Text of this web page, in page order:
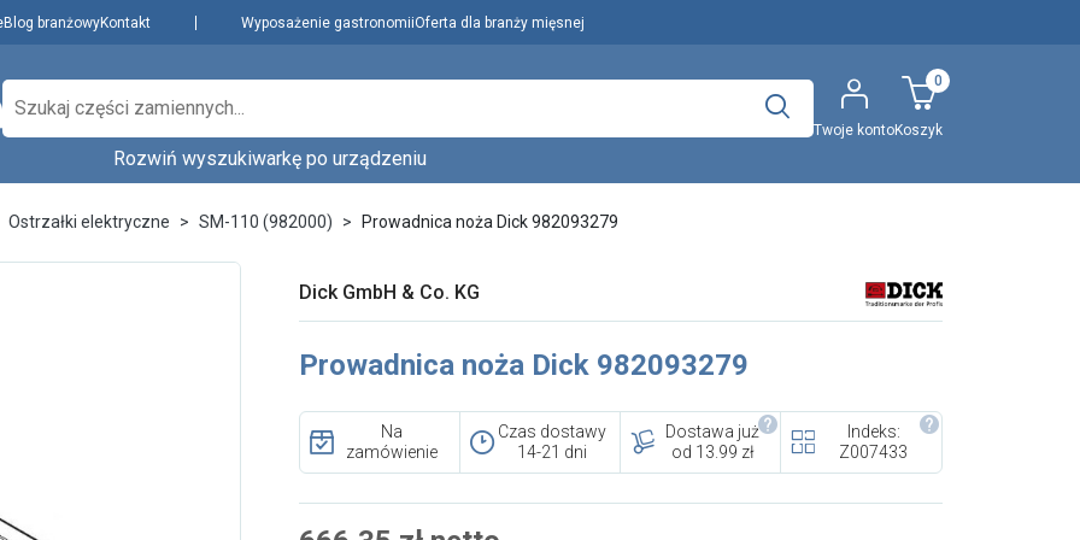
Blog branżowyKontakt Wyposażenie gastronomiiOferta dla branży mięsnej
Producenci
Najpopularniejsi
Dowiedz się więcej
Aktualności i porady
O nas
Polityka prywatności
Skontaktuj się z nami
Polecany artykuł
urządzeń dla przetwórstwa
mięsnego
Twoje kontoKoszyk
0
Wybierz model... Wyszukaj
Rozwiń wyszukiwarkę po urządzeniu
Ostrzałki elektryczne SM-110 (982000) Prowadnica noża Dick 982093279
Dick GmbH & Co. KG
Prowadnica noża Dick 982093279
Na
zamówienie
Czas dostawy
14-21 dni
Dostawa już
od 13.99 zł
Indeks:
Z007433